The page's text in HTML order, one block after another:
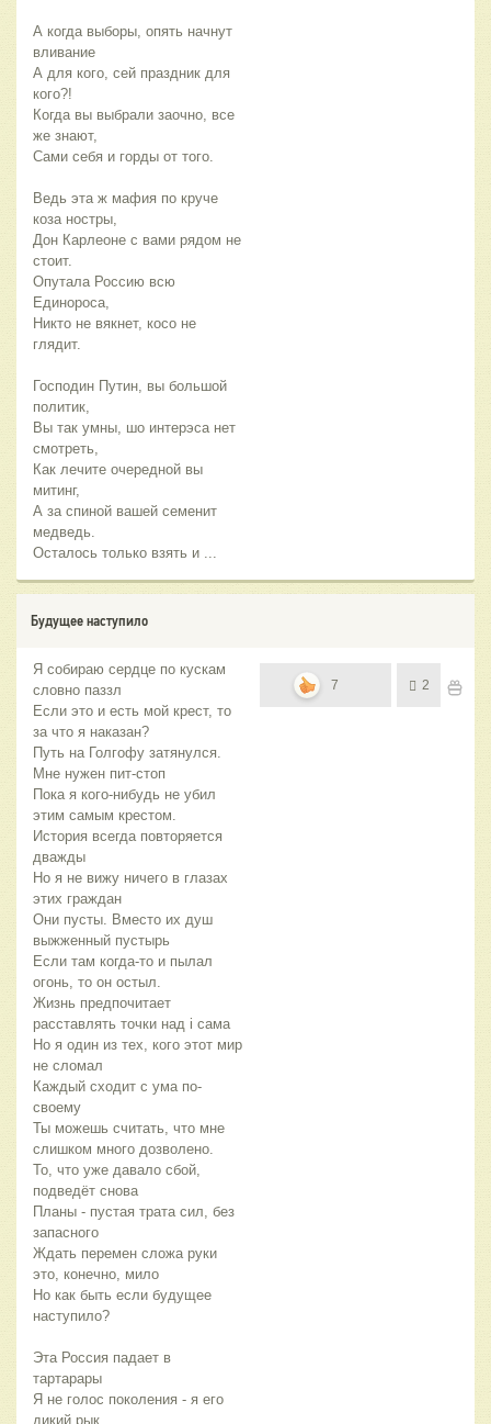
А когда выборы, опять начнут
вливание
А для кого, сей праздник для
кого?!
Когда вы выбрали заочно, все
же знают,
Сами себя и горды от того.
Ведь эта ж мафия по круче
коза ностры,
Дон Карлеоне с вами рядом не
стоит.
Опутала Россию всю
Единороса,
Никто не вякнет, косо не
глядит.
Господин Путин, вы большой
политик,
Вы так умны, шо интерэса нет
смотреть,
Как лечите очередной вы
митинг,
А за спиной вашей семенит
медведь.
Осталось только взять и ...
Будущее наступило
Я собираю сердце по кускам
словно паззл
Если это и есть мой крест, то
за что я наказан?
Путь на Голгофу затянулся.
Мне нужен пит-стоп
Пока я кого-нибудь не убил
этим самым крестом.
История всегда повторяется
дважды
Но я не вижу ничего в глазах
этих граждан
Они пусты. Вместо их душ
выжженный пустырь
Если там когда-то и пылал
огонь, то он остыл.
Жизнь предпочитает
расставлять точки над i сама
Но я один из тех, кого этот мир
не сломал
Каждый сходит с ума по-
своему
Ты можешь считать, что мне
слишком много дозволено.
То, что уже давало сбой,
подведёт снова
Планы - пустая трата сил, без
запасного
Ждать перемен сложа руки
это, конечно, мило
Но как быть если будущее
наступило?
Эта Россия падает в
тартарары
Я не голос поколения - я его
дикий рык
7 2